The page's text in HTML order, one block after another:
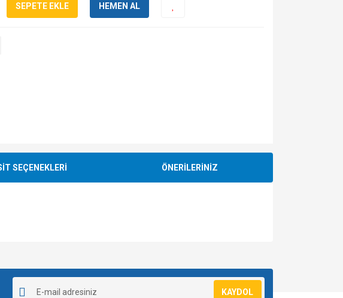
SEPETE EKLE HEMEN AL
SEÇENEKLERİ ÖNERİLERİNİZ
KAYDOL